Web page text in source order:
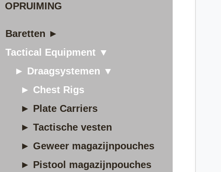
OPRUIMING
Baretten ►
Tactical Equipment ▼
► Draagsystemen ▼
► Chest Rigs
► Plate Carriers
► Tactische vesten
► Geweer magazijnpouches
► Pistool magazijnpouches